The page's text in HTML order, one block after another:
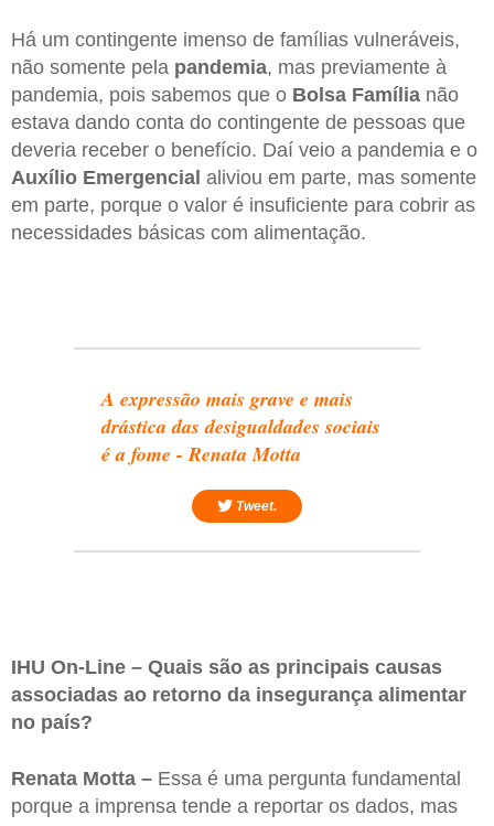
Há um contingente imenso de famílias vulneráveis,
não somente pela pandemia, mas previamente à
pandemia, pois sabemos que o Bolsa Família não
estava dando conta do contingente de pessoas que
deveria receber o benefício. Daí veio a pandemia e o
Auxílio Emergencial aliviou em parte, mas somente
em parte, porque o valor é insuficiente para cobrir as
necessidades básicas com alimentação.
A expressão mais grave e mais
drástica das desigualdades sociais
é a fome - Renata Motta
Tweet.
IHU On-Line – Quais são as principais causas
associadas ao retorno da insegurança alimentar
no país?
Renata Motta – Essa é uma pergunta fundamental
porque a imprensa tende a reportar os dados, mas